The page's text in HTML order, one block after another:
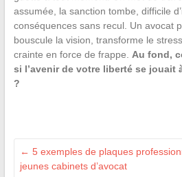
assumée, la sanction tombe, difficile
conséquences sans recul. Un avocat
bouscule la vision, transforme le
crainte en force de frappe. Au fond,
si l’avenir de votre liberté se jouait
?
← 5 exemples de plaques
jeunes cabinets d’avocat